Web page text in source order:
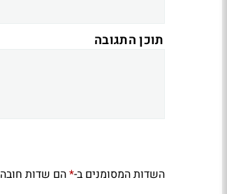
תוכן התגובה
השדות המסומנים ב-*הם שדות חובה